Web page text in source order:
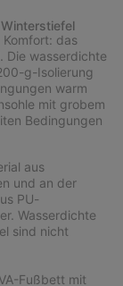
section
das
Die wasserdichte
g-Isolierung
warm
mit grobem
Bedingungen
aus
und an der
PU-
Wasserdichte
sind nicht
Fußbett mit